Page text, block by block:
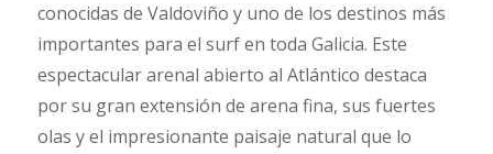
conocidas de Valdoviño y uno de los destinos más
importantes para el surf en toda Galicia. Este
espectacular arenal abierto al Atlántico destaca
por su gran extensión de arena fina, sus fuertes
olas y el impresionante paisaje natural que lo